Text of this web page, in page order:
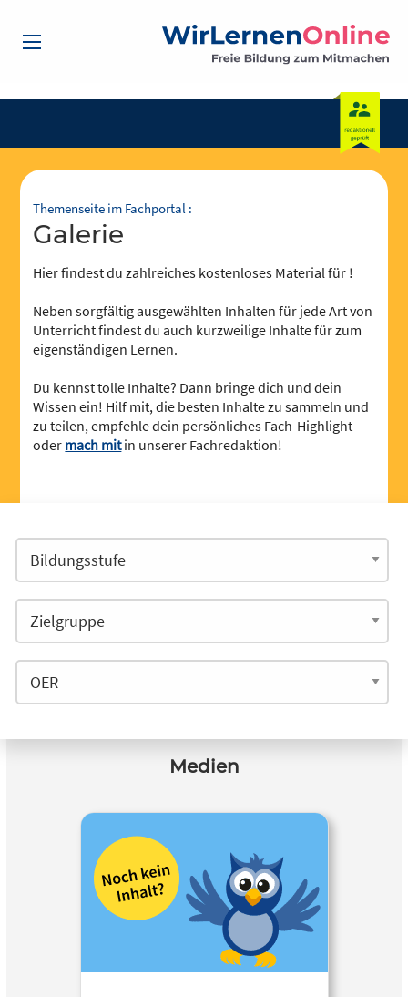
Themenseite im Fachportal :
Galerie
Hier findest du zahlreiches kostenloses Material für !
Neben sorgfältig ausgewählten Inhalten für jede Art von
Unterricht findest du auch kurzweilige Inhalte für zum
eigenständigen Lernen.
Du kennst tolle Inhalte? Dann bringe dich und dein
Wissen ein! Hilf mit, die besten Inhalte zu sammeln und
zu teilen, empfehle dein persönliches Fach-Highlight
oder mach mitin unserer Fachredaktion!
Medien